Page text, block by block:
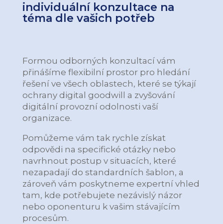
individuální konzultace na
téma dle vašich potřeb
Formou odborných konzultací vám
přinášíme flexibilní prostor pro hledání
řešení ve všech oblastech, které se týkají
ochrany digital goodwill a zvyšování
digitální provozní odolnosti vaší
organizace.
Pomůžeme vám tak rychle získat
odpovědi na specifické otázky nebo
navrhnout postup v situacích, které
nezapadají do standardních šablon, a
zároveň vám poskytneme expertní vhled
tam, kde potřebujete nezávislý názor
nebo oponenturu k vašim stávajícím
procesům.